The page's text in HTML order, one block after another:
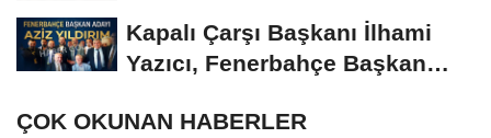
Kapalı Çarşı Başkanı İlhami
Yazıcı, Fenerbahçe Başkan
ÇOK OKUNAN HABERLER